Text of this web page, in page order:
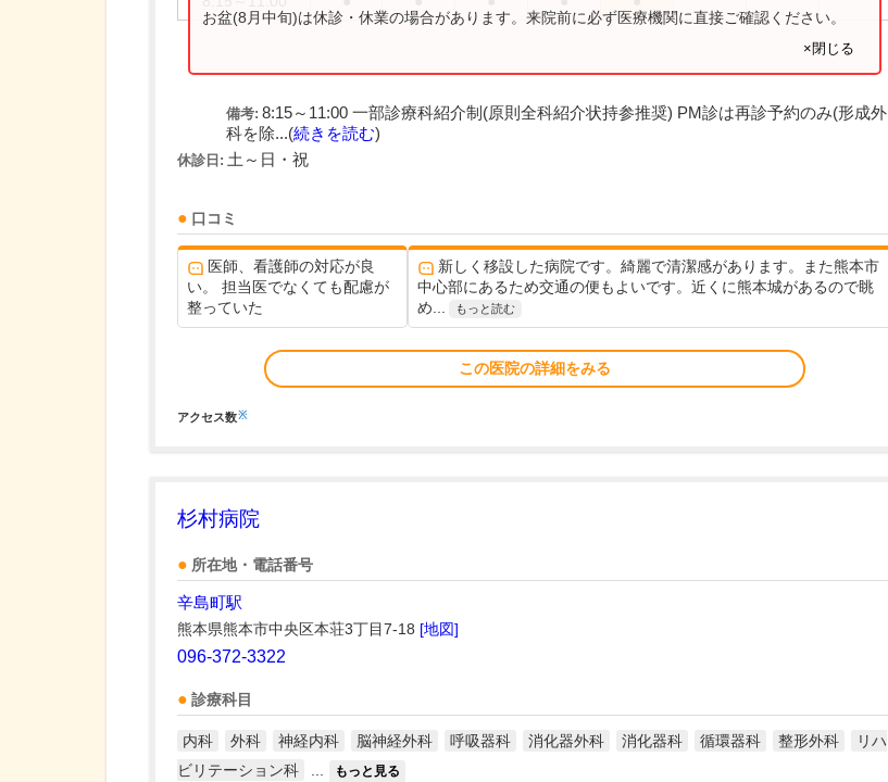
お盆(8月中旬)は休診・休業の場合があります。来院前に必ず医療機関に直接ご確認ください。
×閉じる
備考: 8:15～11:00 一部診療科紹介制(原則全科紹介状持参推奨) PM診は再診予約のみ(形成外
科を除...(続きを読む)
休診日: 土～日・祝
口コミ
医師、看護師の対応が良
い。 担当医でなくても配慮が
整っていた
新しく移設した病院です。綺麗で清潔感があります。また熊本市
中心部にあるため交通の便もよいです。近くに熊本城があるので眺
め...
もっと読む
この医院の詳細をみる
アクセス数※
杉村病院
所在地・電話番号
辛島町駅
熊本県熊本市中央区本荘3丁目7-18 [地図]
096-372-3322
診療科目
内科 外科 神経内科 脳神経外科 呼吸器科 消化器外科 消化器科 循環器科 整形外科
リハ
ビリテーション科
もっと見る